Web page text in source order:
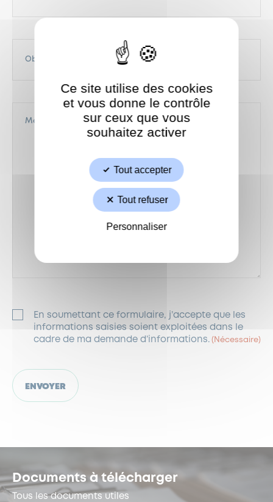
DU
(NÉCESSAIRE)
(NÉCESSAIRE)
RGPD
(Nécessaire)
En soumettant ce formulaire, j’accepte que les
informations saisies soient exploitées dans le
cadre de ma demande d’informations. (Nécessaire)
Documents à télécharger
Tous les documents utiles
Ce site utilise des cookies
et vous donne le contrôle
sur ceux que vous
souhaitez activer
Tout accepter
Tout refuser
Personnaliser